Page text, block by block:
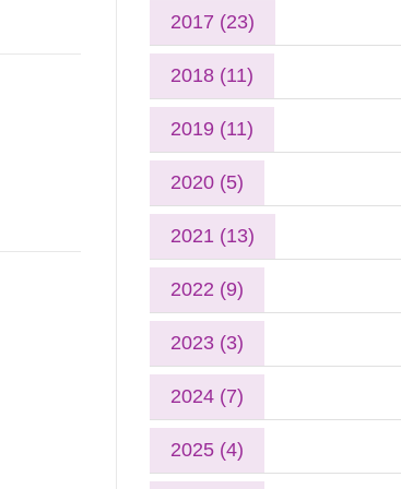
2017 (23)
2018 (11)
2019 (11)
2020 (5)
2021 (13)
2022 (9)
2023 (3)
2024 (7)
2025 (4)